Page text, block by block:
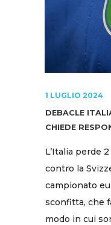
1 LUGLIO 2024
DEBACLE
CHIEDE
L’Italia perde
contro la
campionato
sconfitta, che
modo in cui